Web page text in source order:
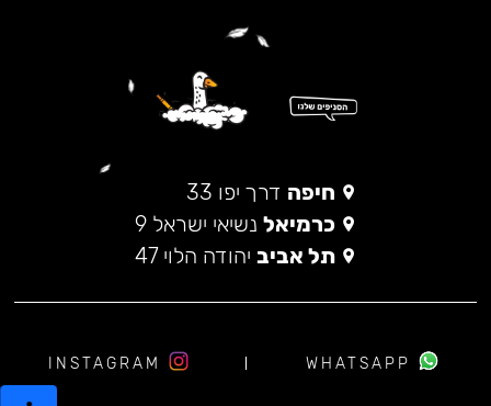
חיפה דרך יפו 33
כרמיאל נשיאי ישראל 9
תל אביב יהודה הלוי 47
WHATSAPP
INSTAGRAM